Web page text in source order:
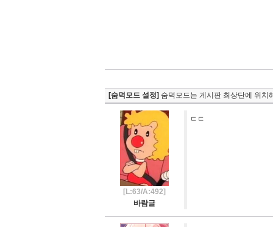
[숨덕모드 설정] 숨덕모드는 게시판 최상단에 위치
[L:63/A:492]
바람글
ㄷㄷ